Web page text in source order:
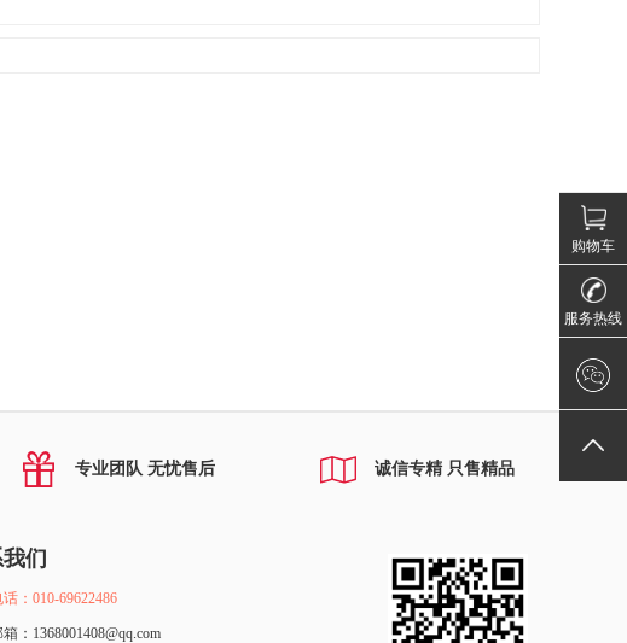
专业团队 无忧售后 诚信专精 只售精品
们
：010-69622486
：1368001408@qq.com
购物车
服务热线